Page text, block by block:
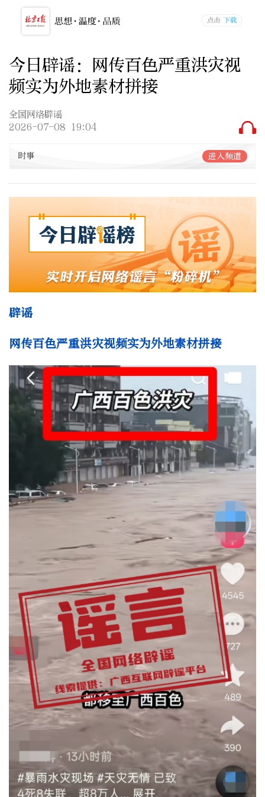
今日辟谣：网传百色严重洪灾视
频实为外地素材拼接
全国网络辟谣
2026-07-08 19:04
时事 进入频道
辟谣
网传百色严重洪灾视频实为外地素材拼接